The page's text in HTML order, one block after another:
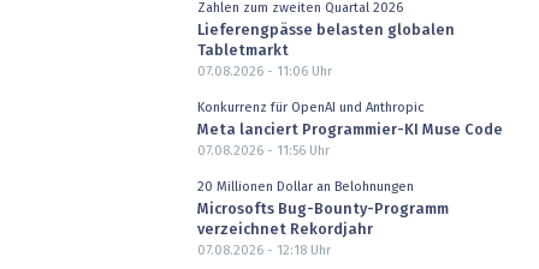
Zahlen zum zweiten Quartal 2026
Lieferengpässe belasten globalen
Tabletmarkt
07.08.2026 - 11:06Uhr
Konkurrenz für OpenAI und Anthropic
Meta lanciert Programmier-KI Muse Code
07.08.2026 - 11:56Uhr
20 Millionen Dollar an Belohnungen
Microsofts Bug-Bounty-Programm
verzeichnet Rekordjahr
07.08.2026 - 12:18Uhr